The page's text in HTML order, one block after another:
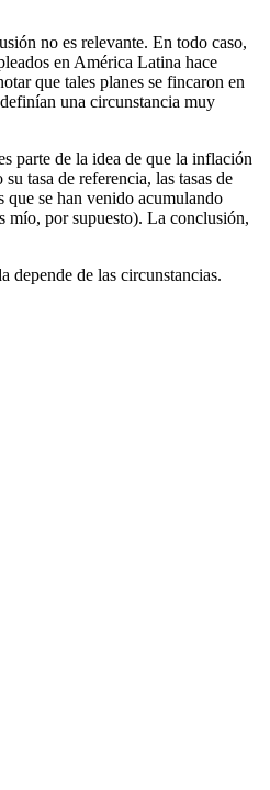
no es relevante. En todo caso,
en América Latina hace
que tales planes se fincaron en
una circunstancia muy
parte de la idea de que la inflación
tasa de referencia, las tasas de
se han venido acumulando
mío, por supuesto). La conclusión,
de las circunstancias.